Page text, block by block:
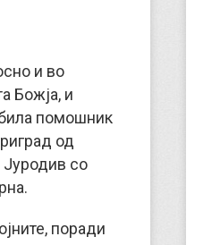
и во
Божја, и
помошник
од
Јуродив со
поради